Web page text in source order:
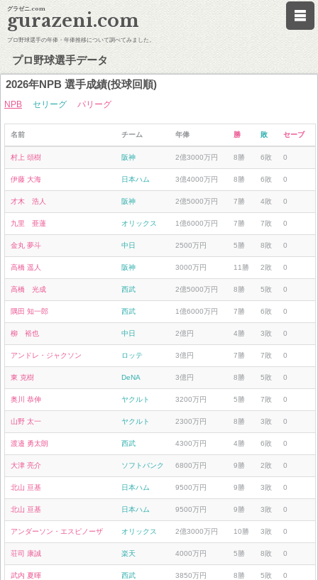
グラゼニ.com
gurazeni.com
プロ野球選手の年俸・年俸推移について調べてみました。
プロ野球選手データ
2026年NPB 選手成績(投球回順)
NPB セリーグ パリーグ
名前 チーム 年俸 勝 敗 セーブ
村上 頌樹 阪神 2億3000万円 8勝 6敗 0
伊藤 大海 日本ハム 3億4000万円 8勝 6敗 0
才木 浩人 阪神 2億5000万円 7勝 4敗 0
九里 亜蓮 オリックス 1億6000万円 7勝 7敗 0
金丸 夢斗 中日 2500万円 5勝 8敗 0
高橋 遥人 阪神 3000万円 11勝 2敗 0
高橋 光成 西武 2億5000万円 8勝 5敗 0
隅田 知一郎 西武 1億6000万円 7勝 6敗 0
柳 裕也 中日 2億円 4勝 3敗 0
アンドレ・ジャクソン ロッテ 3億円 7勝 7敗 0
東 克樹 DeNA 3億円 8勝 5敗 0
奥川 恭伸 ヤクルト 3200万円 5勝 7敗 0
山野 太一 ヤクルト 2300万円 8勝 3敗 0
渡邉 勇太朗 西武 4300万円 4勝 6敗 0
大津 亮介 ソフトバンク 6800万円 9勝 2敗 0
北山 亘基 日本ハム 9500万円 9勝 3敗 0
北山 亘基 日本ハム 9500万円 9勝 3敗 0
アンダーソン・エスピノーザ オリックス 2億3000万円 10勝 3敗 0
荘司 康誠 楽天 4000万円 5勝 8敗 0
武内 夏暉 西武 3850万円 8勝 5敗 0